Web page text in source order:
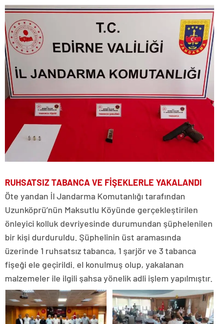
RUHSATSIZ TABANCA VE FİŞEKLERLE YAKALANDI
Öte yandan İl Jandarma Komutanlığı tarafından
Uzunköprü’nün Maksutlu Köyünde gerçekleştirilen
önleyici kolluk devriyesinde durumundan şüphelenilen
bir kişi durduruldu. Şüphelinin üst aramasında
üzerinde 1 ruhsatsız tabanca, 1 şarjör ve 3 tabanca
fişeği ele geçirildi. el konulmuş olup, yakalanan
malzemeler ile ilgili şahsa yönelik adli işlem yapılmıştır.